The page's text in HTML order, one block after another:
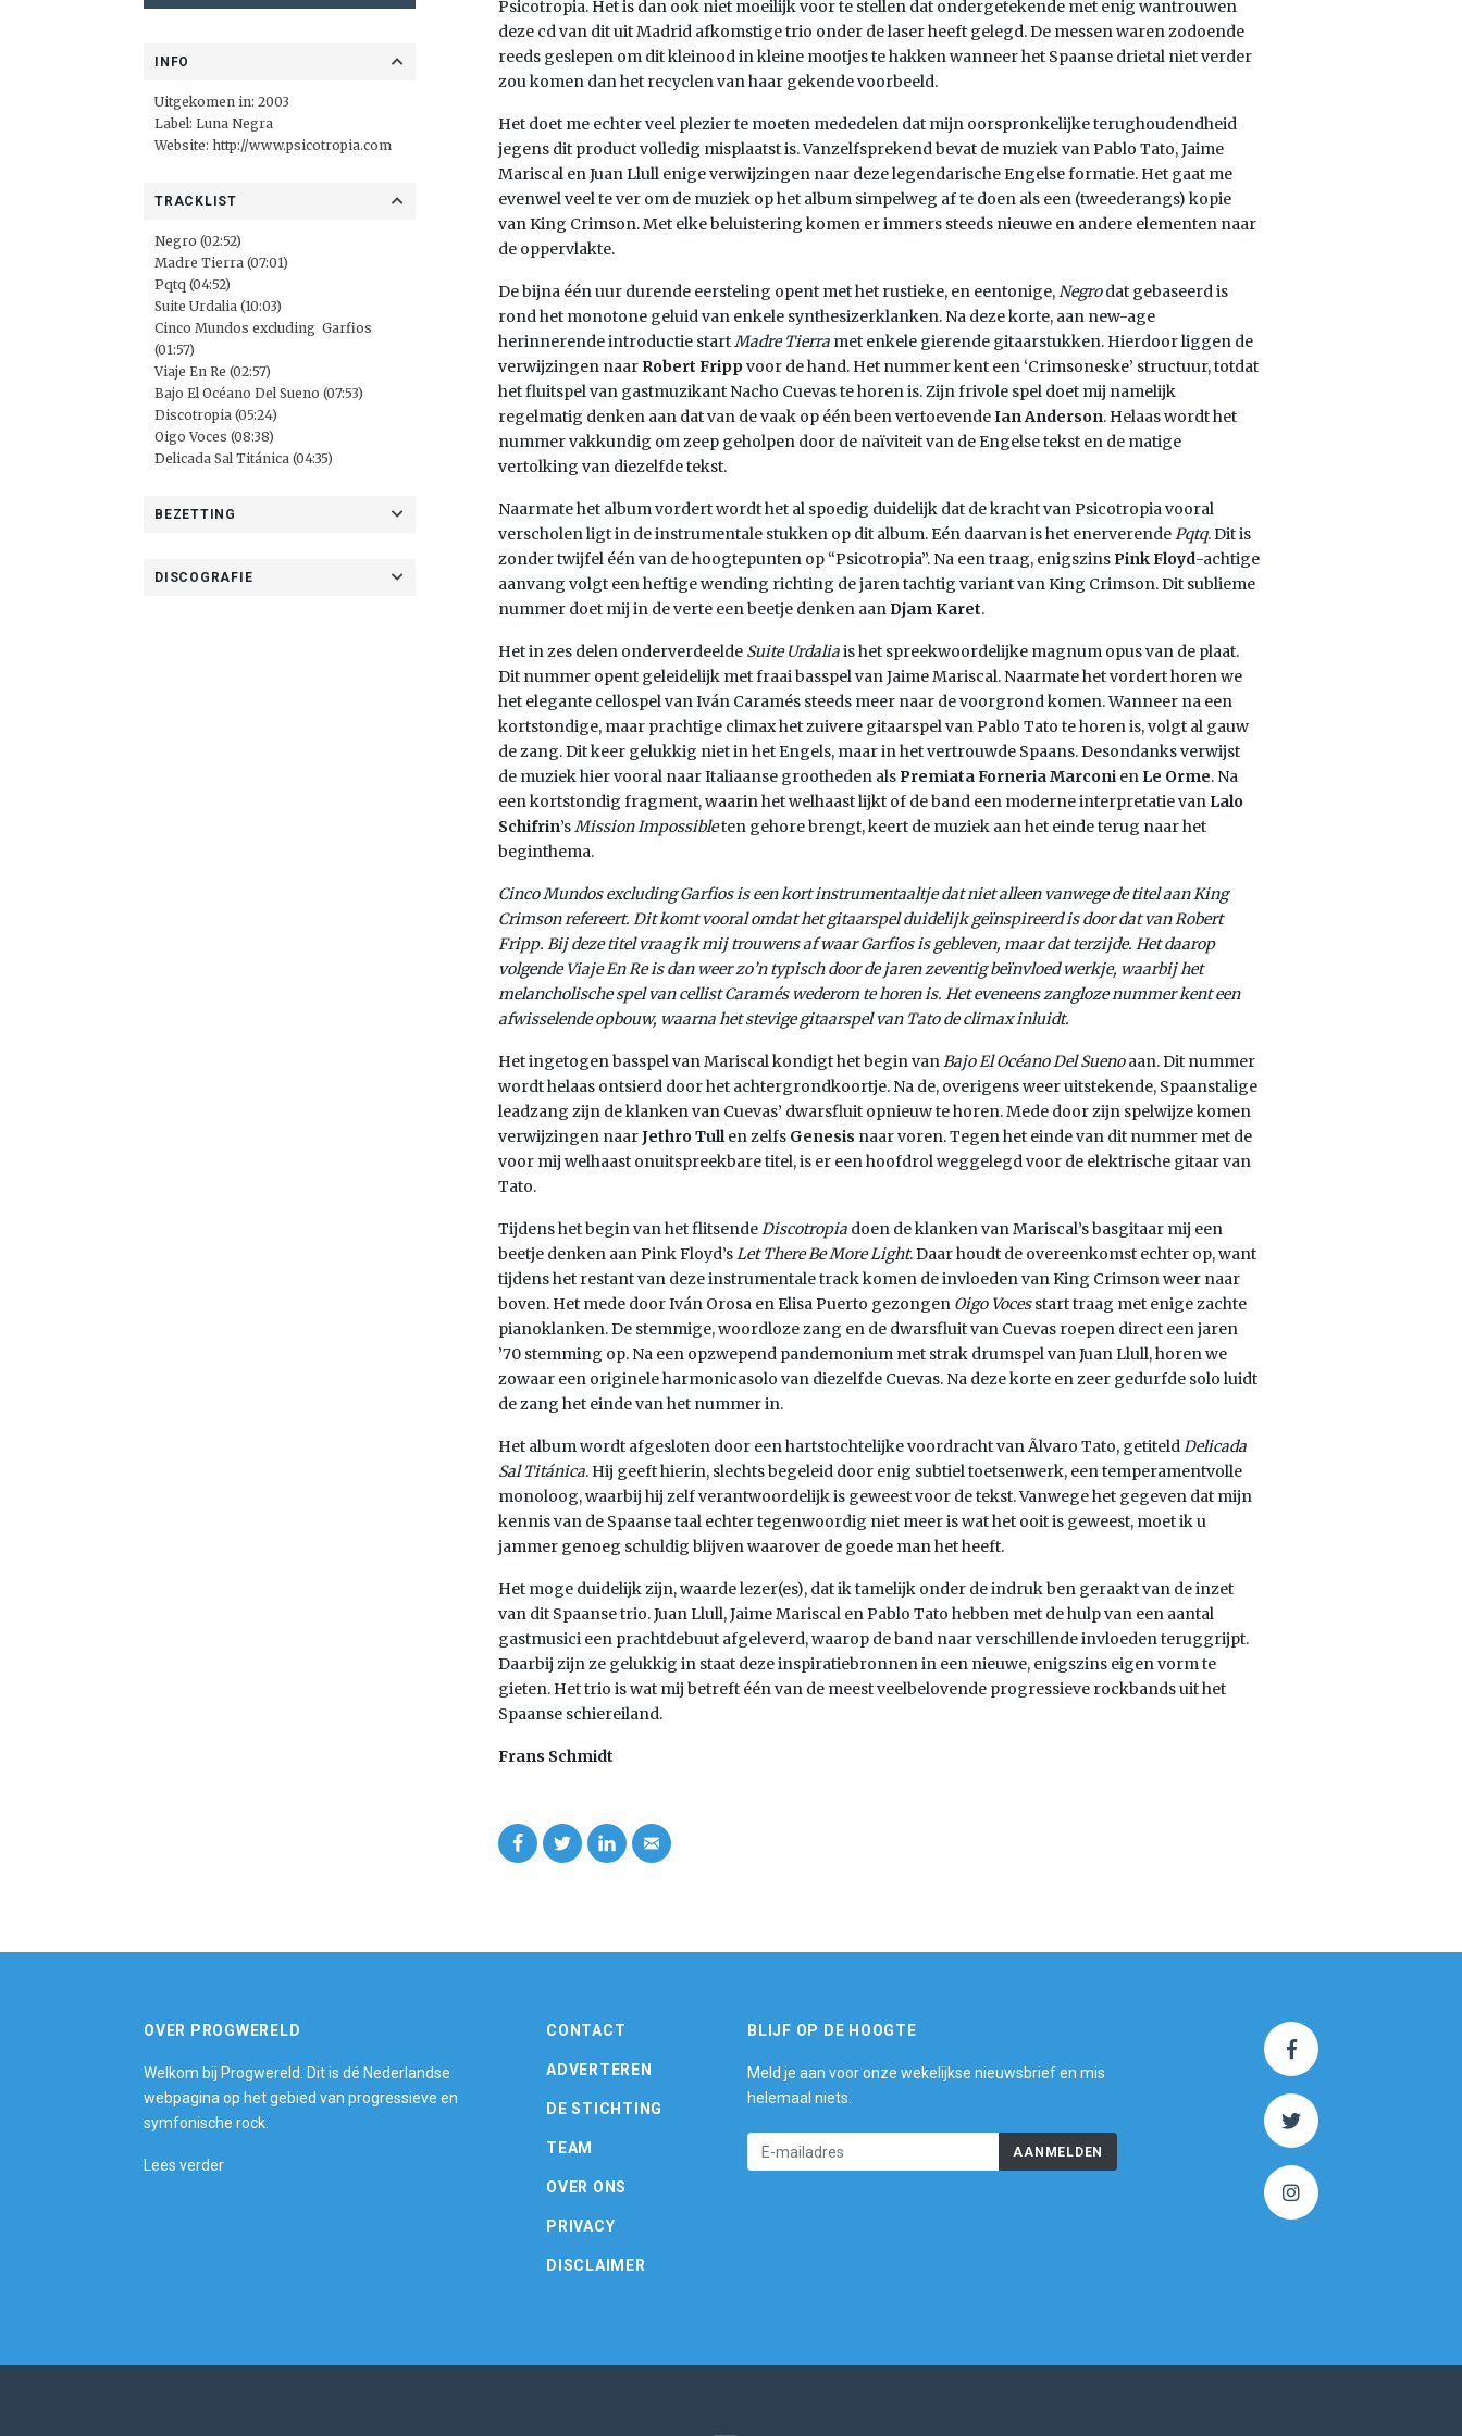
INFO
Uitgekomen in: 2003
Label: Luna Negra
Website: http://www.psicotropia.com
TRACKLIST
Negro (02:52)
Madre Tierra (07:01)
Pqtq (04:52)
Suite Urdalia (10:03)
Cinco Mundos excluding Garfios
(01:57)
Viaje En Re (02:57)
Bajo El Océano Del Sueno (07:53)
Discotropia (05:24)
Oigo Voces (08:38)
Delicada Sal Titánica (04:35)
BEZETTING
DISCOGRAFIE
Psicotropia. Het is dan ook niet moeilijk voor te stellen dat ondergetekende met enig wantrouwen
deze cd van dit uit Madrid afkomstige trio onder de laser heeft gelegd. De messen waren zodoende
reeds geslepen om dit kleinood in kleine mootjes te hakken wanneer het Spaanse drietal niet verder
zou komen dan het recyclen van haar gekende voorbeeld.
Het doet me echter veel plezier te moeten mededelen dat mijn oorspronkelijke terughoudendheid
jegens dit product volledig misplaatst is. Vanzelfsprekend bevat de muziek van Pablo Tato, Jaime
Mariscal en Juan Llull enige verwijzingen naar deze legendarische Engelse formatie. Het gaat me
evenwel veel te ver om de muziek op het album simpelweg af te doen als een (tweederangs) kopie
van King Crimson. Met elke beluistering komen er immers steeds nieuwe en andere elementen naar
de oppervlakte.
De bijna één uur durende eersteling opent met het rustieke, en eentonige,Negrodat gebaseerd is
rond het monotone geluid van enkele synthesizerklanken. Na deze korte, aan new-age
herinnerende introductie startMadre Tierra met enkele gierende gitaarstukken. Hierdoor liggen de
verwijzingen naar Robert Frippvoor de hand. Het nummer kent een ‘Crimsoneske’ structuur, totdat
het fluitspel van gastmuzikant Nacho Cuevas te horen is. Zijn frivole spel doet mij namelijk
regelmatig denken aan dat van de vaak op één been vertoevendeIan Anderson. Helaas wordt het
nummer vakkundig om zeep geholpen door de naïviteit van de Engelse tekst en de matige
vertolking van diezelfde tekst.
Naarmate het album vordert wordt het al spoedig duidelijk dat de kracht van Psicotropia vooral
verscholen ligt in de instrumentale stukken op dit album. Eén daarvan is het enerverendePqtq. Dit is
zonder twijfel één van de hoogtepunten op “Psicotropia”. Na een traag, enigszins Pink Floyd-achtige
aanvang volgt een heftige wending richting de jaren tachtig variant van King Crimson. Dit sublieme
nummer doet mij in de verte een beetje denken aan Djam Karet.
Het in zes delen onderverdeelde Suite Urdaliais het spreekwoordelijke magnum opus van de plaat.
Dit nummer opent geleidelijk met fraai basspel van Jaime Mariscal. Naarmate het vordert horen we
het elegante cellospel van Iván Caramés steeds meer naar de voorgrond komen. Wanneer na een
kortstondige, maar prachtige climax het zuivere gitaarspel van Pablo Tato te horen is, volgt al gauw
de zang. Dit keer gelukkig niet in het Engels, maar in het vertrouwde Spaans. Desondanks verwijst
de muziek hier vooral naar Italiaanse grootheden als Premiata Forneria Marconi en Le Orme. Na
een kortstondig fragment, waarin het welhaast lijkt of de band een moderne interpretatie van Lalo
Schifrin’sMission Impossibleten gehore brengt, keert de muziek aan het einde terug naar het
beginthema.
Cinco Mundos excluding Garfios is een kort instrumentaaltje dat niet alleen vanwege de titel aan King
Crimson refereert. Dit komt vooral omdat het gitaarspel duidelijk geïnspireerd is door dat van Robert
Fripp. Bij deze titel vraag ik mij trouwens af waarGarfiosis gebleven, maar dat terzijde. Het daarop
volgendeViaje En Reis dan weer zo’n typisch door de jaren zeventig beïnvloed werkje, waarbij het
melancholische spel van cellist Caramés wederom te horen is. Het eveneens zangloze nummer kent een
afwisselende opbouw, waarna het stevige gitaarspel van Tato de climax inluidt.
Het ingetogen basspel van Mariscal kondigt het begin vanBajo El Océano Del Suenoaan. Dit nummer
wordt helaas ontsierd door het achtergrondkoortje. Na de, overigens weer uitstekende, Spaanstalige
leadzang zijn de klanken van Cuevas’ dwarsfluit opnieuw te horen. Mede door zijn spelwijze komen
verwijzingen naarJethro Tullen zelfs Genesis naar voren. Tegen het einde van dit nummer met de
voor mij welhaast onuitspreekbare titel, is er een hoofdrol weggelegd voor de elektrische gitaar van
Tato.
Tijdens het begin van het flitsendeDiscotropia doen de klanken van Mariscal’s basgitaar mij een
beetje denken aan Pink Floyd’sLet There Be More Light. Daar houdt de overeenkomst echter op, want
tijdens het restant van deze instrumentale track komen de invloeden van King Crimson weer naar
boven. Het mede door Iván Orosa en Elisa Puerto gezongen Oigo Vocesstart traag met enige zachte
pianoklanken. De stemmige, woordloze zang en de dwarsfluit van Cuevas roepen direct een jaren
’70 stemming op. Na een opzwepend pandemonium met strak drumspel van Juan Llull, horen we
zowaar een originele harmonicasolo van diezelfde Cuevas. Na deze korte en zeer gedurfde solo luidt
de zang het einde van het nummer in.
Het album wordt afgesloten door een hartstochtelijke voordracht van Ãlvaro Tato, getiteldDelicada
Sal Titánica. Hij geeft hierin, slechts begeleid door enig subtiel toetsenwerk, een temperamentvolle
monoloog, waarbij hij zelf verantwoordelijk is geweest voor de tekst. Vanwege het gegeven dat mijn
kennis van de Spaanse taal echter tegenwoordig niet meer is wat het ooit is geweest, moet ik u
jammer genoeg schuldig blijven waarover de goede man het heeft.
Het moge duidelijk zijn, waarde lezer(es), dat ik tamelijk onder de indruk ben geraakt van de inzet
van dit Spaanse trio. Juan Llull, Jaime Mariscal en Pablo Tato hebben met de hulp van een aantal
gastmusici een prachtdebuut afgeleverd, waarop de band naar verschillende invloeden teruggrijpt.
Daarbij zijn ze gelukkig in staat deze inspiratiebronnen in een nieuwe, enigszins eigen vorm te
gieten. Het trio is wat mij betreft één van de meest veelbelovende progressieve rockbands uit het
Spaanse schiereiland.
Frans Schmidt
OVER PROGWERELD
Welkom bij Progwereld. Dit is dé Nederlandse
webpagina op het gebied van progressieve en
symfonische rock.
Lees verder
CONTACT
ADVERTEREN
DE STICHTING
TEAM
OVER ONS
PRIVACY
DISCLAIMER
BLIJF OP DE HOOGTE
Meld je aan voor onze wekelijkse nieuwsbrief en mis
helemaal niets.
AANMELDEN